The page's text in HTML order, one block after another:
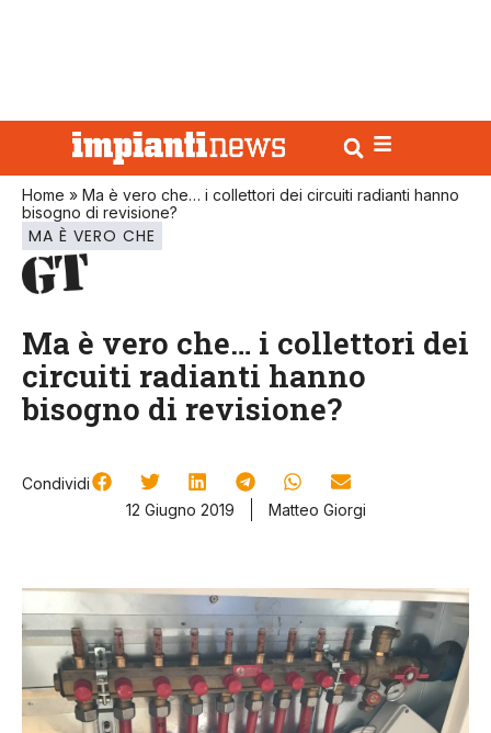
Home » Ma è vero che… i collettori dei circuiti radianti hanno
bisogno di revisione?
MA È VERO CHE
Ma è vero che… i collettori dei
circuiti radianti hanno
bisogno di revisione?
Condividi
12 Giugno 2019
Matteo Giorgi